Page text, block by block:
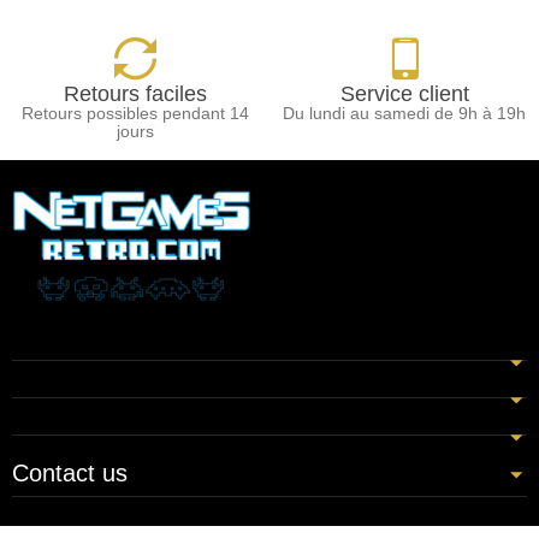
Retours faciles
Retours possibles pendant 14
jours
Service client
Du lundi au samedi de 9h à 19h
Contact us